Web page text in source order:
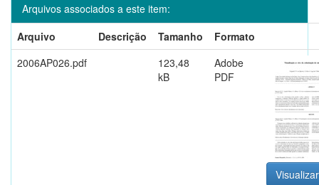
Arquivos associados a este item:
Arquivo
Descrição Tamanho
Formato
2006AP026.pdf
123,48
kB
Adobe
PDF